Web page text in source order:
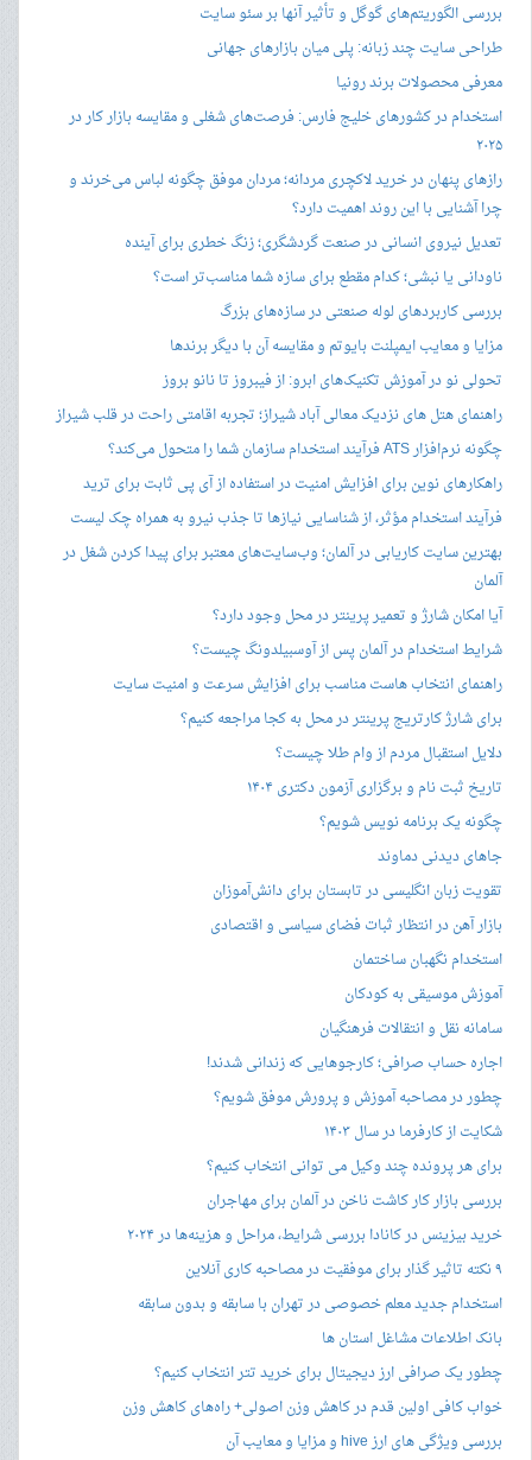
بررسی الگوریتم‌های گوگل و تأثیر آنها بر سئو سایت
طراحی سایت چند زبانه: پلی میان بازارهای جهانی
معرفی محصولات برند رونیا
استخدام در کشورهای خلیج فارس: فرصت‌های شغلی و مقایسه بازار کار در
۲۰۲۵
رازهای پنهان در خرید لاکچری مردانه؛ مردان موفق چگونه لباس می‌خرند و
چرا آشنایی با این روند اهمیت دارد؟
تعدیل نیروی انسانی در صنعت گردشگری؛ زنگ خطری برای آینده
ناودانی یا نبشی؛ کدام مقطع برای سازه شما مناسب‌تر است؟
بررسی کاربردهای لوله صنعتی در سازه‌های بزرگ
مزایا و معایب ایمپلنت بایوتم و مقایسه آن با دیگر برندها
تحولی نو در آموزش تکنیک‌های ابرو: از فیبروز تا نانو بروز
راهنمای هتل های نزدیک معالی آباد شیراز؛ تجربه اقامتی راحت در قلب شیراز
چگونه نرم‌افزار ATS فرآیند استخدام سازمان شما را متحول می‌کند؟
راهکارهای نوین برای افزایش امنیت در استفاده از آی پی ثابت برای ترید
فرآیند استخدام مؤثر، از شناسایی نیازها تا جذب نیرو به همراه چک لیست
بهترین سایت کاریابی در آلمان؛ وب‌سایت‌های معتبر برای پیدا کردن شغل در
آلمان
آیا امکان شارژ و تعمیر پرینتر در محل وجود دارد؟
شرایط استخدام در آلمان پس از آوسبیلدونگ چیست؟
راهنمای انتخاب هاست مناسب برای افزایش سرعت و امنیت سایت
برای شارژ کارتریج پرینتر در محل به کجا مراجعه کنیم؟
دلایل استقبال مردم از وام طلا چیست؟
تاریخ ثبت نام و برگزاری آزمون دکتری ۱۴۰۴
چگونه یک برنامه نویس شویم؟
جاهای دیدنی دماوند
تقویت زبان انگلیسی در تابستان برای دانش‌آموزان
بازار آهن در انتظار ثبات فضای سیاسی و اقتصادی
استخدام نگهبان ساختمان
آموزش موسیقی به کودکان
سامانه نقل و انتقالات فرهنگیان
اجاره حساب صرافی؛ کارجوهایی که زندانی شدند!
چطور در مصاحبه‌ آموزش و پرورش موفق شویم؟
شکایت از کارفرما در سال ۱۴۰۳
برای هر پرونده چند وکیل می توانی انتخاب کنیم؟
بررسی بازار کار کاشت ناخن در آلمان برای مهاجران
خرید بیزینس در کانادا بررسی شرایط، مراحل و هزینه‌ها در ۲۰۲۴
۹ نکته تاثیر گذار برای موفقیت در مصاحبه کاری آنلاین
استخدام جدید معلم خصوصی در تهران با سابقه و بدون سابقه
بانک اطلاعات مشاغل استان ها
چطور یک صرافی ارز دیجیتال برای خرید تتر انتخاب کنیم؟
خواب کافی اولین قدم در کاهش وزن اصولی+ راه‌های کاهش وزن
بررسی ویژگی های ارز hive و مزایا و معایب آن